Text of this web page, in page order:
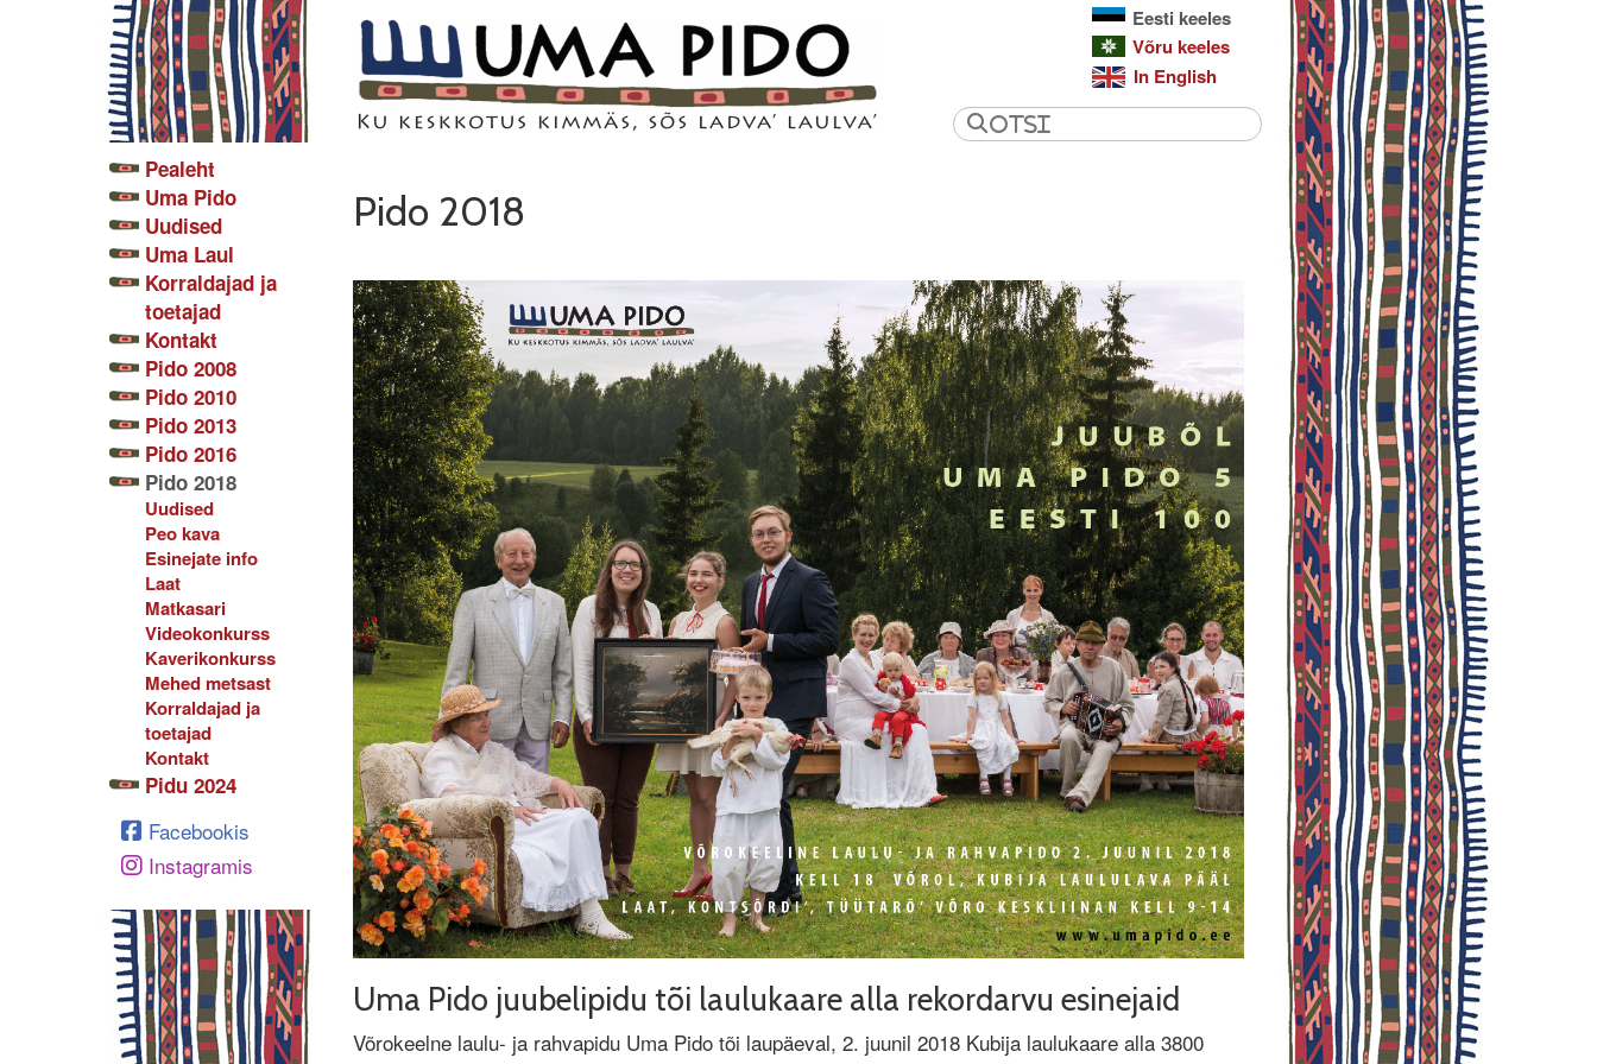
Eesti keeles
Võru keeles
In English
Pealeht
Uma Pido
Uudised
Uma Laul
Korraldajad ja
toetajad
Kontakt
Pido 2008
Pido 2010
Pido 2013
Pido 2016
Pido 2018
Uudised
Peo kava
Esinejate info
Laat
Matkasari
Videokonkurss
Kaverikonkurss
Mehed metsast
Korraldajad ja
toetajad
Kontakt
Pidu 2024
Facebookis
Instagramis
Pido 2018
Uma Pido juubelipidu tõi laulukaare alla rekordarvu esinejaid
Võrokeelne laulu- ja rahvapidu Uma Pido tõi laupäeval, 2. juunil 2018 Kubija laulukaare alla 3800